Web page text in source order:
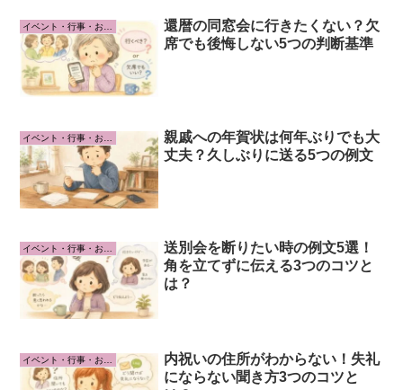
還暦の同窓会に行きたくない？欠
席でも後悔しない5つの判断基準
親戚への年賀状は何年ぶりでも大
丈夫？久しぶりに送る5つの例文
イベント・行事・お祝い事
送別会を断りたい時の例文5選！
角を立てずに伝える3つのコツと
は？
内祝いの住所がわからない！失礼
にならない聞き方3つのコツと